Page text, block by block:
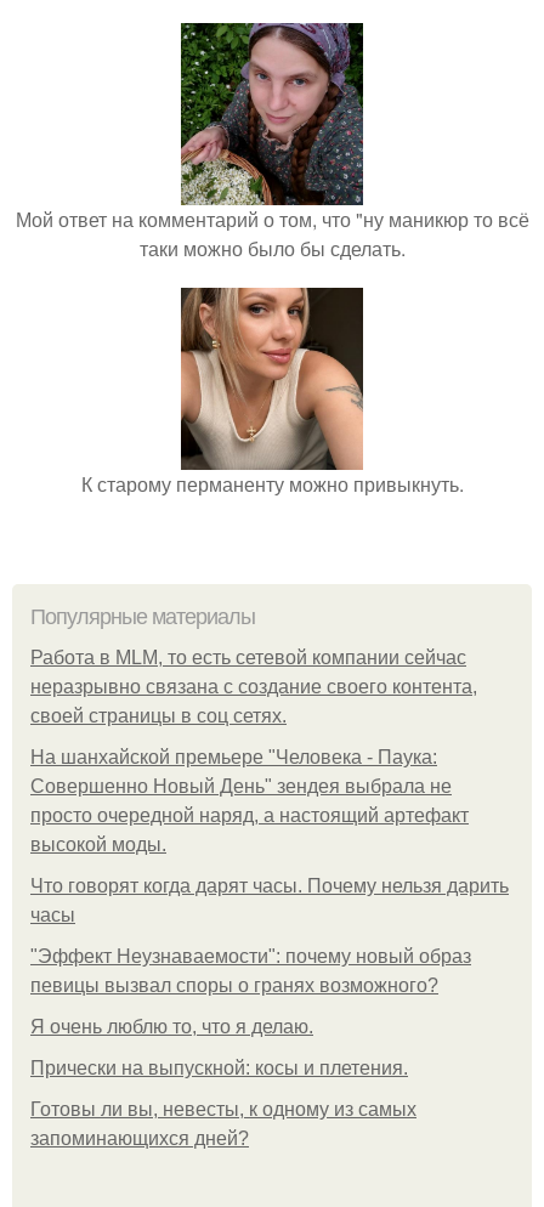
Мой ответ на комментарий о том, что "ну маникюр то всё
таки можно было бы сделать.
К старому перманенту можно привыкнуть.
Популярные материалы
Работа в MLM, то есть сетевой компании сейчас
неразрывно связана с создание своего контента,
своей страницы в соц сетях.
На шанхайской премьере "Человека - Паука:
Совершенно Новый День" зендея выбрала не
просто очередной наряд, а настоящий артефакт
высокой моды.
Что говорят когда дарят часы. Почему нельзя дарить
часы
"Эффект Неузнаваемости": почему новый образ
певицы вызвал споры о гранях возможного?
Я очень люблю то, что я делаю.
Прически на выпускной: косы и плетения.
Готовы ли вы, невесты, к одному из самых
запоминающихся дней?